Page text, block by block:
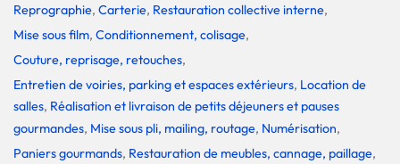
Reprographie, Carterie, Restauration collective interne,
Mise sous film, Conditionnement, colisage,
Couture, reprisage, retouches,
Entretien de voiries, parking et espaces extérieurs, Location de
salles, Réalisation et livraison de petits déjeuners et pauses
gourmandes, Mise sous pli, mailing, routage, Numérisation,
Paniers gourmands, Restauration de meubles, cannage, paillage,